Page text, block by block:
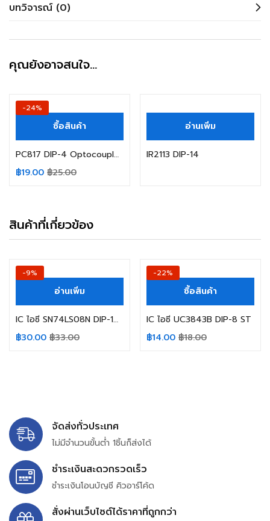
บทวิจารณ์ (0)
คุณยังอาจสนใจ…
-24%
ซื้อสินค้า
PC817 DIP-4 Optocoupler ออปโต้คัปเปลอร์ Sharp
฿19.00 ฿25.00
อ่านเพิ่ม
IR2113 DIP-14
สินค้าที่เกี่ยวข้อง
-9%
อ่านเพิ่ม
IC ไอซี SN74LS08N DIP-14 TEXAS INSTRUMENTS
฿30.00 ฿33.00
-22%
ซื้อสินค้า
IC ไอซี UC3843B DIP-8 ST
฿14.00 ฿18.00
จัดส่งทั่วประเทศ
ไม่มีจำนวนขั้นต่ำ 1ชิ้นก็ส่งได้
ชำระเงินสะดวกรวดเร็ว
ชำระเงินโอนบัญชี คิวอาร์โค้ด
สั่งผ่านเว็บไซต์ได้ราคาที่ถูกกว่า